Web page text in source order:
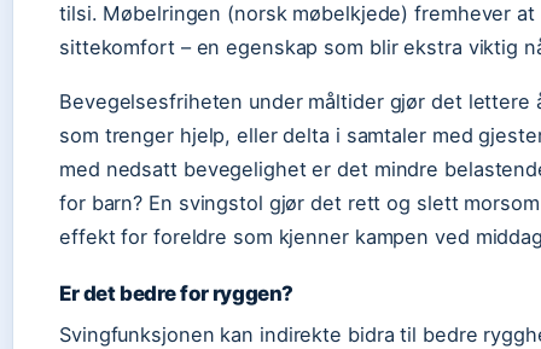
tilsi. Møbelringen (norsk møbelkjede) fremhever
sittekomfort – en egenskap som blir ekstra viktig
Bevegelsesfriheten under måltider gjør det lettere
som trenger hjelp, eller delta i samtaler med
med nedsatt bevegelighet er det mindre
for barn? En svingstol gjør det rett og slett
effekt for foreldre som kjenner kampen ved
Er det bedre for ryggen?
Svingfunksjonen kan indirekte bidra til bedre